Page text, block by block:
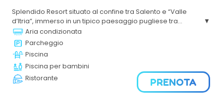
Splendido Resort situato al confine tra Salento e “Valle
d’Itria”, immerso in un tipico paesaggio pugliese tra
muretti a secco, eleganti e curati giardini e costruzioni
tipicamente mediterranee. Il mare incontaminato, il
divertimento, l’eleganza e il benessere offrono all’Ospite
la possibilità di vivere un soggiorno indimenticabile.
Aria condizionata
Parcheggio
Piscina
Piscina per bambini
Ristorante
PRENOTA